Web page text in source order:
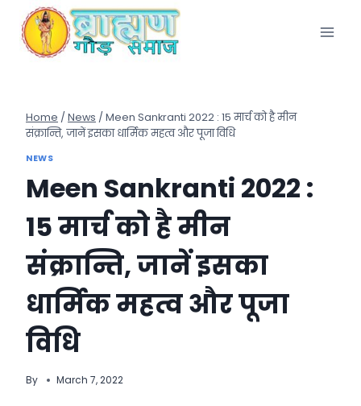
content
Home / News / Meen Sankranti 2022 : 15 मार्च को है मीन
संक्रान्ति, जानें इसका धार्मिक महत्व और पूजा विधि
NEWS
Meen Sankranti 2022 :
15 मार्च को है मीन
संक्रान्ति, जानें इसका
धार्मिक महत्व और पूजा
विधि
By March 7, 2022